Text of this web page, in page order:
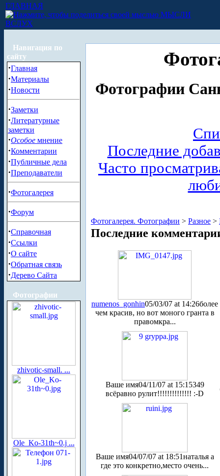
ГЛАВНАЯ
МЫСЛИ
ВСЛУХ
Навигация по
сайту
·Главная
·Материалы
·Новости
·Заметки
·Литературные
заметки
·Особое мнение
·Комментарии
·Публичные дела
·Преподаватели
·Фотогалерея
·Форум
·Справочная
·Ссылки
·О сайте
·Обратная связь
·Дерево Сайта
Фотографии
zhivotic-small. ...
Ole_Ko-31th~0.j ...
Фотографии
Последние
Часто
Фотогалерея. Фотографии > Разное >
Последние
numenos_gonhin05/03/07 at 14:26более
чем красив, но вот моного гранта в
правомкра...
Ваше имя04/11/07 at 15:15349
всёравно рулит!!!!!!!!!!!!!! :-D
Ваше имя04/07/07 at 18:51наталья а
где это конкретно,место очень...